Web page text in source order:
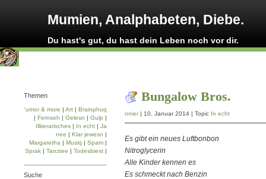
Mumien, Analphabeten, Diebe.
Du hast's gut, du hast dein Leben noch vor dir.
Bungalow Bros.
nnier| 10. Januar 2014 | Topic In echt
Es gibt ein neues Luftbonbon
Nitroglycerin
Alle Kinder kennen es
Es schmeckt nach Benzin
Themen
'umor & more | Art | Brainphuq
| Fernseh | Gelesn | Gulp |
Illiterarisches | In echt | Ja
nee | Klar jewesn |
Margaretha | Musiq | Spam |
Sprak | Tanztee | Todesbiest |
Suche